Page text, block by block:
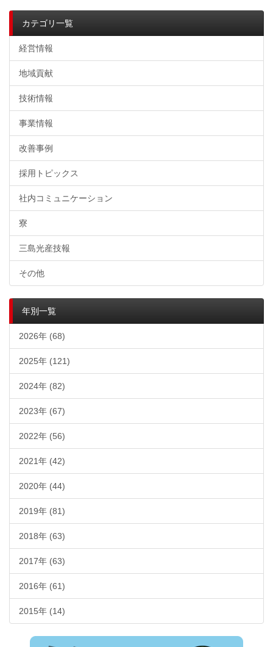
カテゴリ一覧
経営情報
地域貢献
技術情報
事業情報
改善事例
採用トピックス
社内コミュニケーション
寮
三島光産技報
その他
年別一覧
2026年 (68)
2025年 (121)
2024年 (82)
2023年 (67)
2022年 (56)
2021年 (42)
2020年 (44)
2019年 (81)
2018年 (63)
2017年 (63)
2016年 (61)
2015年 (14)